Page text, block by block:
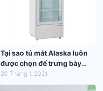
Tại sao tủ mát Alaska luôn
được chọn để trưng bày
hàng hóa trong siêu thị
20 Tháng 1, 2021